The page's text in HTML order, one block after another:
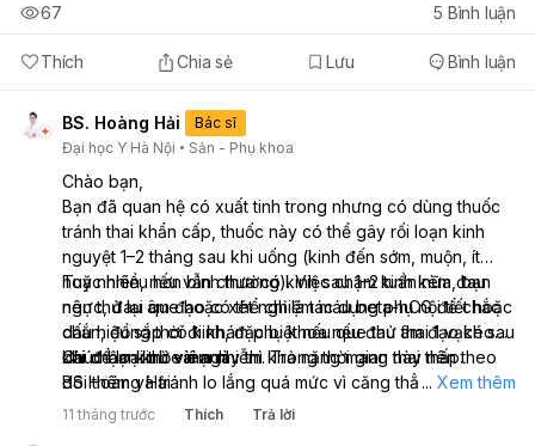
Thích Chia sẻ Lưu Bình luận
67 5 Bình luận
BS. Hoàng Hải
Bác sĩ
Đại học Y Hà Nội
Sản - Phụ khoa
Chào bạn,
Bạn đã quan hệ có xuất tinh trong nhưng có dùng thuốc
tránh thai khẩn cấp, thuốc này có thể gây rối loạn kinh
nguyệt 1–2 tháng sau khi uống (kinh đến sớm, muộn, ít
hoặc nhiều hơn bình thường). Việc chậm kinh kèm đau
ngực, đau âm đạo có thể chỉ là tác dụng phụ nội tiết hoặc
dấu hiệu sắp có kinh, đặc biệt nếu que thử thai 1 vạch sau
khi chậm kinh vài ngày thì khả năng mang thai thấp.
Tuy nhiên, nếu vẫn chưa có kinh sau 1–2 tuần nữa, bạn
nên thử lại que hoặc xét nghiệm máu beta-hCG để chắc
chắn, đồng thời đi khám phụ khoa nếu đau âm đạo kéo
dài để loại trừ viêm nhiễm. Trong thời gian này nên theo
dõi thêm và tránh lo lắng quá mức vì căng thẳng cũng có
thể làm trễ kinh bạn nhé.
Chúc bạn khỏe mạnh
BS Hoàng Hải
... Xem thêm
11 tháng trước Thích Trả lời